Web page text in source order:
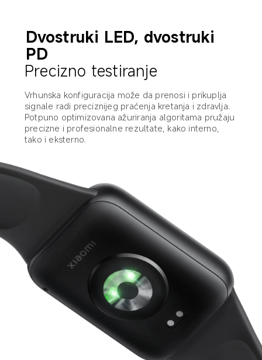
Dvostruki LED, dvostruki
PD
Precizno testiranje
Vrhunska konfiguracija može da prenosi i prikuplja
signale radi preciznijeg praćenja kretanja i zdravlja.
Potpuno optimizovana ažuriranja algoritama pružaju
precizne i profesionalne rezultate, kako interno,
tako i eksterno.